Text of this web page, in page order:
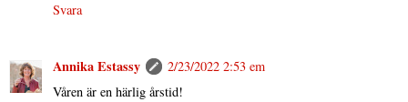
Svara
Annika Estassy
2/23/2022 2:53 em
Våren är en härlig årstid!